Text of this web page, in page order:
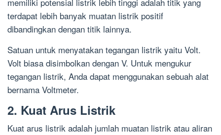
terdapat lebih banyak muatan listrik positif
dibandingkan dengan titik lainnya.
Satuan untuk menyatakan tegangan listrik yaitu Volt.
Volt biasa disimbolkan dengan V. Untuk mengukur
tegangan listrik, Anda dapat menggunakan sebuah alat
bernama Voltmeter.
2. Kuat Arus Listrik
Kuat arus listrik adalah jumlah muatan listrik atau aliran